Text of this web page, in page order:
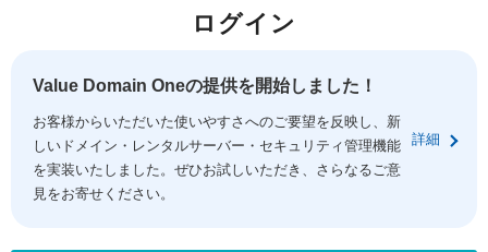
ドメイン移管
ドメイン価格一覧
ドメイン一括検索
コアサーバー
バリューサーバー
XREA
セキュリティトップ
Value Domain ネットde診断
SSL証明書
サービストップ
お得意様割引
facebook
ログイン
Value Domain Oneの提供を開始しました！
お客様からいただいた使いやすさへのご要望を反映し、新
しいドメイン・レンタルサーバー・セキュリティ管理機能
を実装いたしました。ぜひお試しいただき、さらなるご意
見をお寄せください。
詳細